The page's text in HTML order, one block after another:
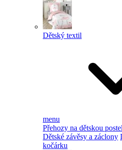
Dětský textil
menu
Přehozy na dětskou postel
Dětské závěsy a záclony
kočárku